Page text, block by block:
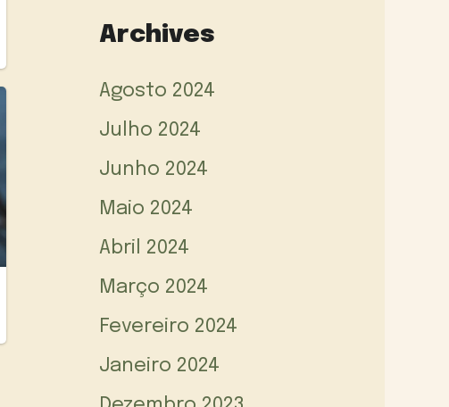
Archives
Agosto 2024
Julho 2024
Junho 2024
Maio 2024
Abril 2024
Março 2024
Fevereiro 2024
Janeiro 2024